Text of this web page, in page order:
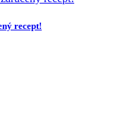
recept!